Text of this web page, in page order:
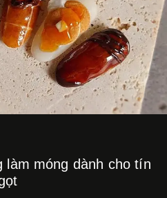
làm móng dành cho tín